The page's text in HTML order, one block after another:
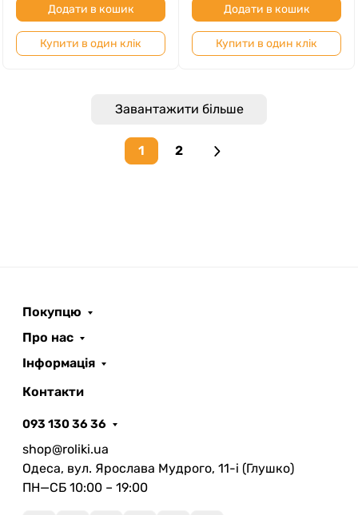
Додати в кошик
Купити в один клік
Додати в кошик
Купити в один клік
Завантажити більше
1 2
Next page
Покупцю
Про нас
Інформація
Контакти
093 130 36 36
shop@roliki.ua
Одеса, вул. Ярослава Мудрого, 11-i (Глушко)
ПН—СБ 10:00 – 19:00